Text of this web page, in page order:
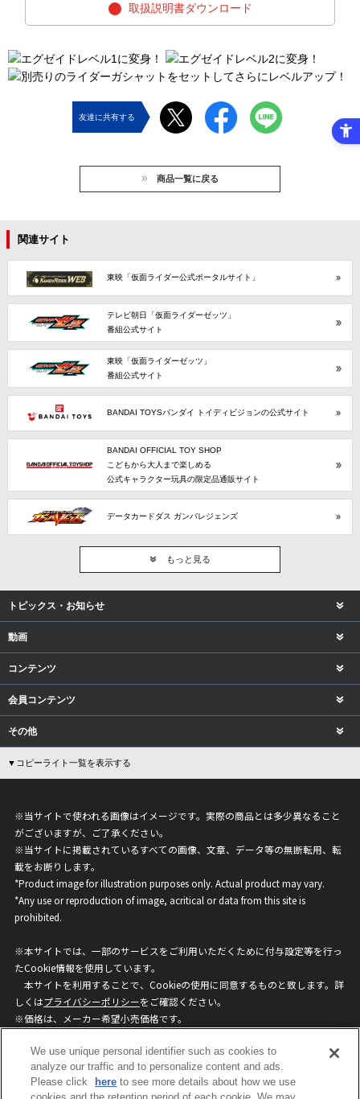
取扱説明書ダウンロード
友達に共有する
商品一覧に戻る
関連サイト
東映「仮面ライダー公式ポータルサイト」
テレビ朝日「仮面ライダーゼッツ」
番組公式サイト
東映「仮面ライダーゼッツ」
番組公式サイト
BANDAI TOYSバンダイ トイディビジョンの公式サイト
BANDAI OFFICIAL TOY SHOP
こどもから大人まで楽しめる
公式キャラクター玩具の限定品通販サイト
データカードダス ガンバレジェンズ
もっと見る
トピックス・お知らせ
動画
コンテンツ
会員コンテンツ
その他
▼コピーライト一覧を表示する
※当サイトで使われる画像はイメージです。実際の商品とは多少異なること
がございますが、ご了承ください。
※当サイトに掲載されているすべての画像、文章、データ等の無断転用、転
載をお断りします。
*Product image for illustration purposes only. Actual product may vary.
*Any use or reproduction of image, acritical or data from this site is
prohibited.
※本サイトでは、一部のサービスをご利用いただくために付与設定等を行っ
たCookie情報を使用しています。
本サイトを利用することで、Cookieの使用に同意するものと致します。詳
しくはプライバシーポリシーをご確認ください。
※価格は、メーカー希望小売価格です。
ざいますのでご了承ください。
We use unique personal identifier such as cookies to
analyze our traffic and to personalize content and ads.
Please click
here to see more details about how we use